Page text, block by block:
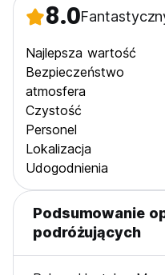
8.0
Najlepsza wartość
Bezpieczeństwo
atmosfera
Czystość
Personel
Lokalizacja
Udogodnienia
Podsumowanie
podróżujących